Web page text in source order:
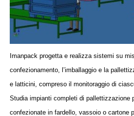
Imanpack progetta e realizza sistemi su
confezionamento, l’imballaggio e la
e latticini, compreso il monitoraggio di
Studia impianti completi di pallettizzazione
confezionate in fardello, vassoio o cartone